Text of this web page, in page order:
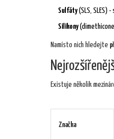
Sulfáty(SLS, SLES)
Silikony
Namísto nich hledejte
Existuje několik
Značka